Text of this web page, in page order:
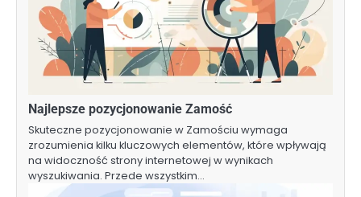
Najlepsze pozycjonowanie Zamość
Skuteczne pozycjonowanie w Zamościu wymaga
zrozumienia kilku kluczowych elementów, które wpływają
na widoczność strony internetowej w wynikach
wyszukiwania. Przede wszystkim…